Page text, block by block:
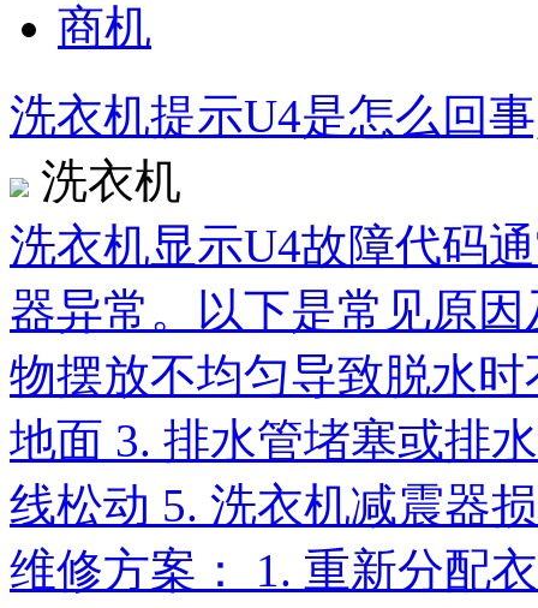
商机
洗衣机提示U4是怎么回
洗衣机
洗衣机显示U4故障代码
器异常。以下是常见原
物摆放不均匀导致脱水
地面 3. 排水管堵塞或排
线松动 5. 洗衣机减震器
维修方案： 1. 重新分配